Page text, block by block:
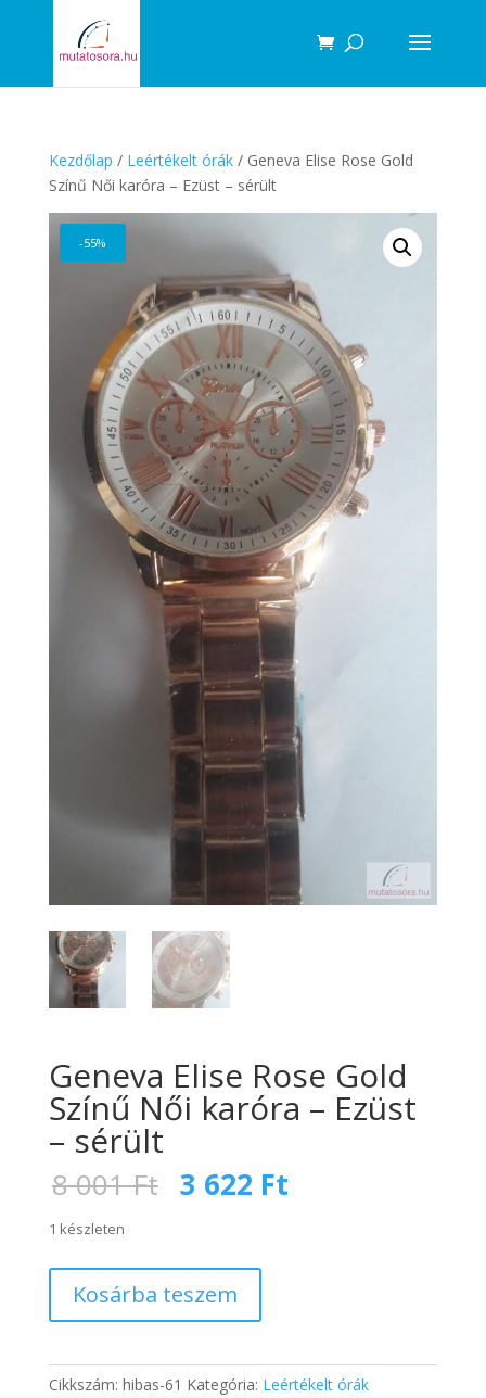
Kezdőlap / Leértékelt órák/ Geneva Elise Rose Gold
Színű Női karóra – Ezüst – sérült
-55%
Geneva Elise Rose Gold
Színű Női karóra – Ezüst
– sérült
8 001Ft Original
price
8
001 Ft.
3 622 Ft
1 készleten
Elise
Rose
Színű
Kosárba teszem
Cikkszám: hibas-61 Kategória: Leértékelt órák